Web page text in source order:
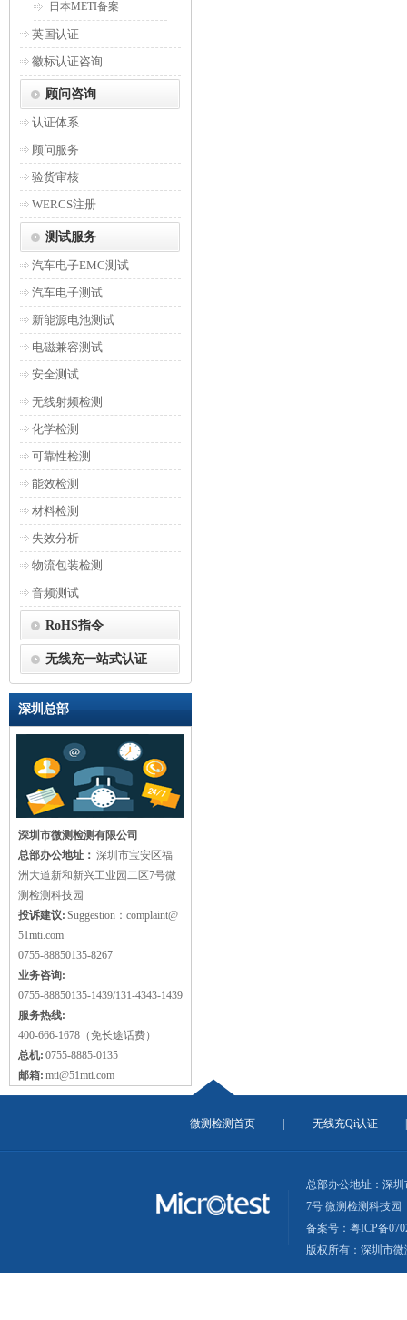
日本METI备案
英国认证
徽标认证咨询
顾问咨询
认证体系
顾问服务
验货审核
WERCS注册
测试服务
汽车电子EMC测试
汽车电子测试
新能源电池测试
电磁兼容测试
安全测试
无线射频检测
化学检测
可靠性检测
能效检测
材料检测
失效分析
物流包装检测
音频测试
RoHS指令
无线充一站式认证
深圳总部
深圳市微测检测有限公司
总部办公地址： 深圳市宝安区福
洲大道新和新兴工业园二区7号微
测检测科技园
投诉建议: Suggestion：complaint@
51mti.com
0755-88850135-8267
业务咨询:
0755-88850135-1439/131-4343-1439
服务热线:
400-666-1678（免长途话费）
总机: 0755-8885-0135
邮箱: mti@51mti.com
微测检测首页 无线充Qi认证
总部办公地址：深
7号 微测检测科技园
备案号：粤ICP备
版权所有：深圳市